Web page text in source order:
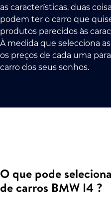
as características, duas
podem ter o carro que
produtos parecidos às
À medida que selecciona
os preços de cada uma
carro dos seus sonhos.
O que pode
de carros BMW I4 ?